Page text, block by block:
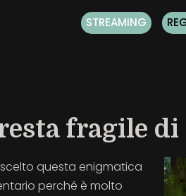
STREAMING
fragile di
questa enigmatica
perché è molto